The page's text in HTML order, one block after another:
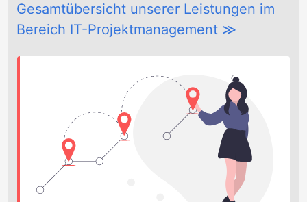
übernehmen wir sämtliche Tätigkeiten, welche die
Bereiche Webentwicklung, mobile Apps und
für Sie zu kreieren, oder Ihre bisherigen digitalen
Produkte auf den aktuellen Stand der Technik zu
Gesamtübersicht unserer Leistungen im
Bereich IT-Projektmanagement ≫